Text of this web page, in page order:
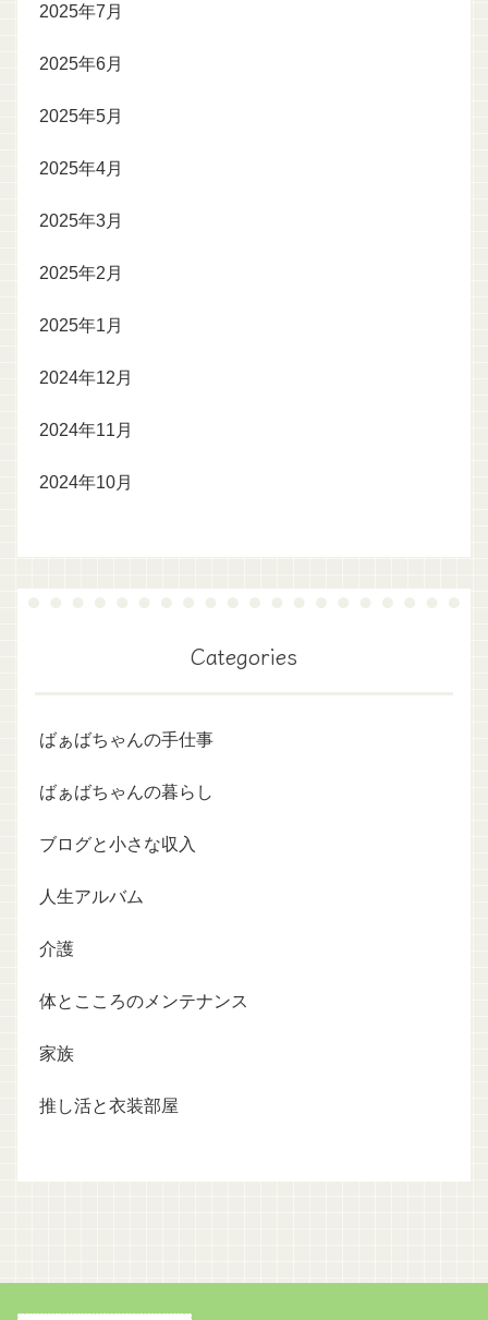
2025年7月
2025年6月
2025年5月
2025年4月
2025年3月
2025年2月
2025年1月
2024年12月
2024年11月
2024年10月
Categories
ばぁばちゃんの手仕事
ばぁばちゃんの暮らし
ブログと小さな収入
人生アルバム
介護
体とこころのメンテナンス
家族
推し活と衣装部屋